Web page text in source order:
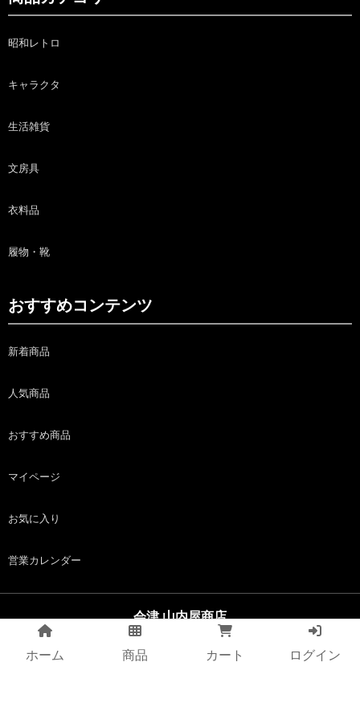
昭和レトロ
キャラクタ
生活雑貨
文房具
衣料品
履物・靴
おすすめコンテンツ
新着商品
人気商品
おすすめ商品
マイページ
お気に入り
営業カレンダー
会津 山内屋商店
copyright (c) 会津 山内屋商店 all rights reserved.
ホーム 商品 カート ログイン